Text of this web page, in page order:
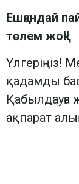
Ешқандай
төлем жоқ!!
Үлгеріңіз!
қадамды
ақпарат